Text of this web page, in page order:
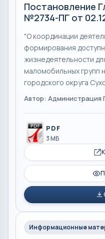
Постановление
№2734-ПГ от
"О координации
формирования
жизнедеятельности
маломобильных групп
городского округа
Автор: Администрация
PDF
3 МБ
Информационные